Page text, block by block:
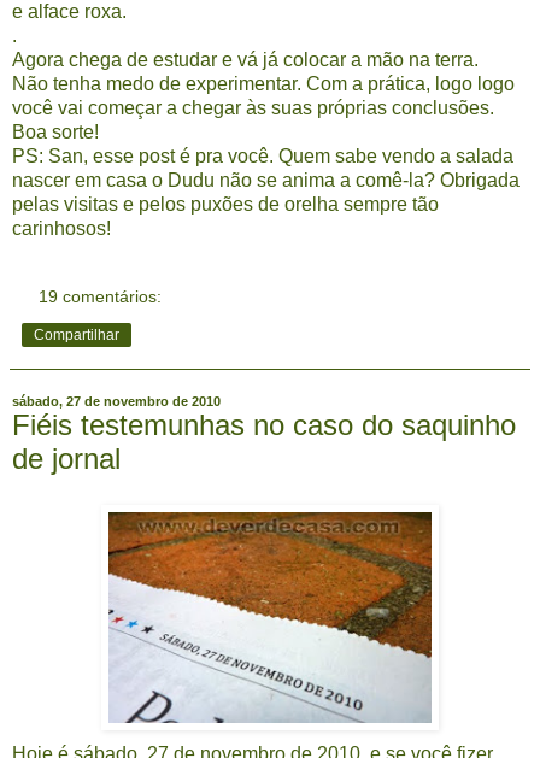
e alface roxa.
.
Agora chega de estudar e vá já colocar a mão na terra.
Não tenha medo de experimentar. Com a prática, logo logo
você vai começar a chegar às suas próprias conclusões.
Boa sorte!
PS: San, esse post é pra você. Quem sabe vendo a salada
nascer em casa o Dudu não se anima a comê-la? Obrigada
pelas visitas e pelos puxões de orelha sempre tão
carinhosos!
19 comentários:
Compartilhar
sábado, 27 de novembro de 2010
Fiéis testemunhas no caso do saquinho
de jornal
Hoje é sábado, 27 de novembro de 2010, e se você fizer